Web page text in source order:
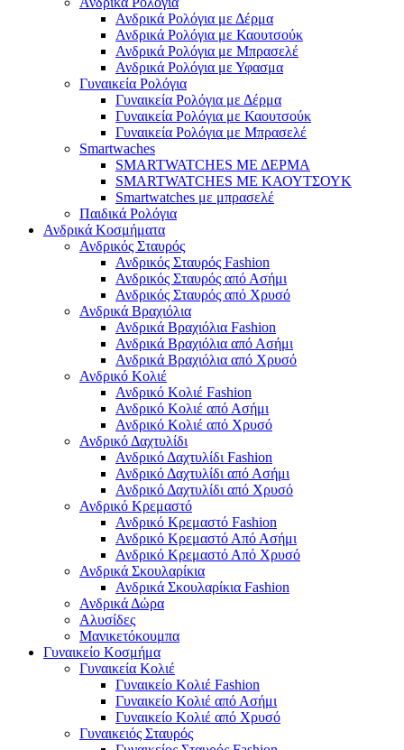
Ανδρικά Ρολόγια με Δέρμα
Ανδρικά Ρολόγια με Καουτσούκ
Ανδρικά Ρολόγια με Μπρασελέ
Ανδρικά Ρολόγια με Υφασμα
Γυναικεία Ρολόγια
Γυναικεία Ρολόγια με Δέρμα
Γυναικεία Ρολόγια με Καουτσούκ
Γυναικεία Ρολόγια με Μπρασελέ
Smartwaches
SMARTWATCHES ΜΕ ΔΕΡΜΑ
SMARTWATCHES ΜΕ ΚΑΟΥΤΣΟΥΚ
Smartwatches με μπρασελέ
Παιδικά Ρολόγια
Ανδρικά Κοσμήματα
Ανδρικός Σταυρός
Ανδρικός Σταυρός Fashion
Ανδρικός Σταυρός από Ασήμι
Ανδρικός Σταυρός από Χρυσό
Ανδρικά Βραχιόλια
Ανδρικά Βραχιόλια Fashion
Ανδρικά Βραχιόλια από Ασήμι
Ανδρικά Βραχιόλια από Χρυσό
Ανδρικό Κολιέ
Ανδρικό Κολιέ Fashion
Ανδρικό Κολιέ από Ασήμι
Ανδρικό Κολιέ από Χρυσό
Ανδρικό Δαχτυλίδι
Ανδρικό Δαχτυλίδι Fashion
Ανδρικό Δαχτυλίδι από Ασήμι
Ανδρικό Δαχτυλίδι από Χρυσό
Ανδρικό Κρεμαστό
Ανδρικό Κρεμαστό Fashion
Ανδρικό Κρεμαστό Από Ασήμι
Ανδρικό Κρεμαστό Από Χρυσό
Ανδρικά Σκουλαρίκια
Ανδρικά Σκουλαρίκια Fashion
Ανδρικά Δώρα
Αλυσίδες
Μανικετόκουμπα
Γυναικείο Κοσμήμα
Γυναικεία Κολιέ
Γυναικείο Κολιέ Fashion
Γυναικείο Κολιέ από Ασήμι
Γυναικείο Κολιέ από Χρυσό
Γυναικειός Σταυρός